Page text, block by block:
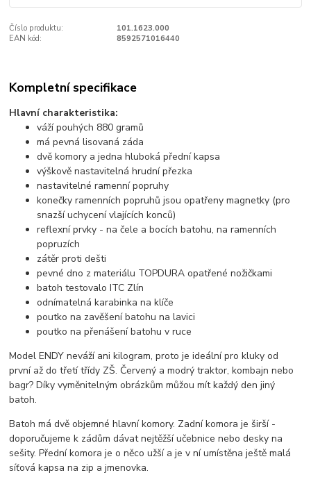
Číslo produktu:
101.1623.000
EAN kód:
8592571016440
Kompletní specifikace
Hlavní charakteristika:
váží pouhých 880 gramů
má pevná lisovaná záda
dvě komory a jedna hluboká přední kapsa
výškově nastavitelná hrudní přezka
nastavitelné ramenní popruhy
konečky ramenních popruhů jsou opatřeny magnetky (pro
snazší uchycení vlajících konců)
reflexní prvky - na čele a bocích batohu, na ramenních
popruzích
zátěr proti dešti
pevné dno z materiálu TOPDURA opatřené nožičkami
batoh testovalo ITC Zlín
odnímatelná karabinka na klíče
poutko na zavěšení batohu na lavici
poutko na přenášení batohu v ruce
Model ENDY neváží ani kilogram, proto je ideální pro kluky od
první až do třetí třídy ZŠ. Červený a modrý traktor, kombajn nebo
bagr? Díky vyměnitelným obrázkům můžou mít každý den jiný
batoh.
Batoh má dvě objemné hlavní komory. Zadní komora je širší -
doporučujeme k zádům dávat nejtěžší učebnice nebo desky na
sešity. Přední komora je o něco užší a je v ní umístěna ještě malá
síťová kapsa na zip a jmenovka.